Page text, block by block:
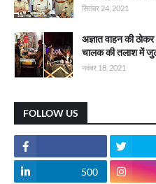
सितंबर 24, 2021
अज्ञात वाहन की
चालक की तलाश में
नवंबर 18, 2021
FOLLOW US
500